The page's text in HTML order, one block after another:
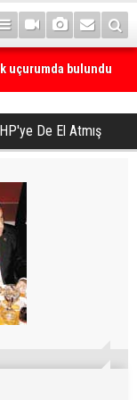
uçurumda bulundu
De El Atmış